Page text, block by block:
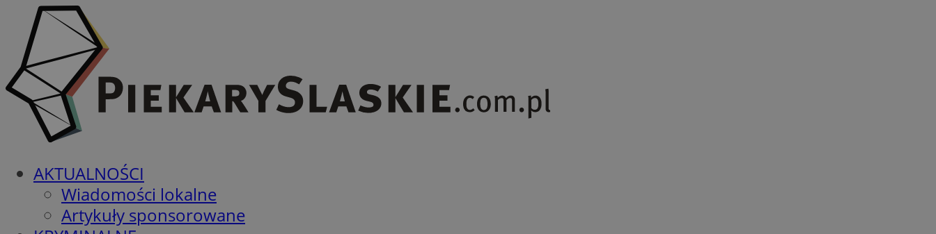
AKTUALNOŚCI
Wiadomości lokalne
Artykuły sponsorowane